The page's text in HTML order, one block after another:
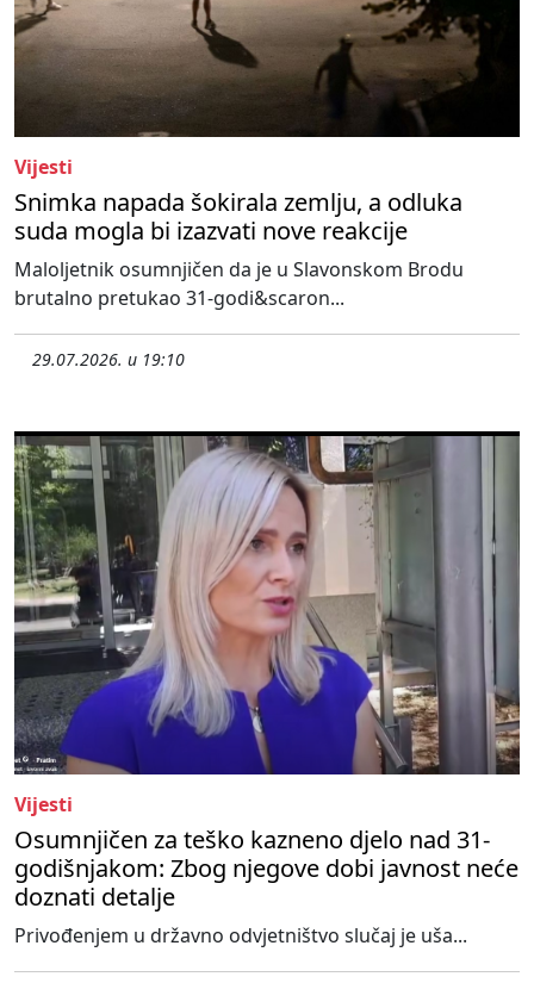
Vijesti
Snimka napada šokirala zemlju, a odluka
suda mogla bi izazvati nove reakcije
Maloljetnik osumnjičen da je u Slavonskom Brodu
brutalno pretukao 31-godi&scaron...
29.07.2026. u 19:10
Vijesti
Osumnjičen za teško kazneno djelo nad 31-
godišnjakom: Zbog njegove dobi javnost neće
doznati detalje
Privođenjem u državno odvjetništvo slučaj je uša...